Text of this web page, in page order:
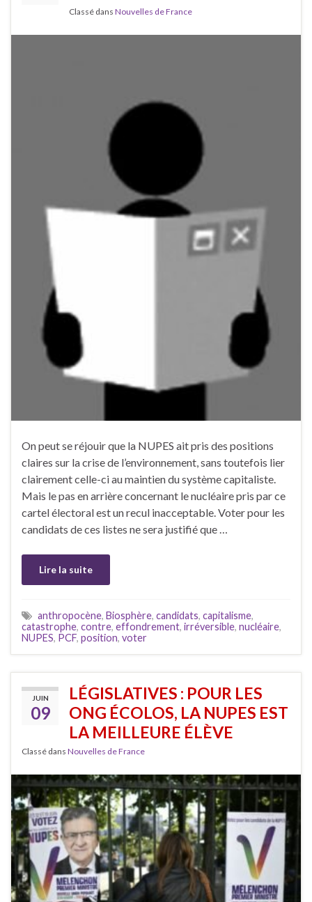
Classé dans Nouvelles de France
On peut se réjouir que la NUPES ait pris des positions
claires sur la crise de l’environnement, sans toutefois lier
clairement celle-ci au maintien du système capitaliste.
Mais le pas en arrière concernant le nucléaire pris par ce
cartel électoral est un recul inacceptable. Voter pour les
candidats de ces listes ne sera justifié que …
Lire la suite
anthropocène, Biosphère, candidats, capitalisme,
catastrophe, contre, effondrement, irréversible, nucléaire,
NUPES, PCF, position, voter
JUIN
09
LÉGISLATIVES : POUR LES
ONG ÉCOLOS, LA NUPES EST
LA MEILLEURE ÉLÈVE
Classé dans Nouvelles de France